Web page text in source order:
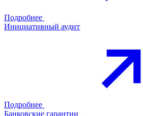
Подробнее
Инициативный аудит
Подробнее
Банковские гарантии